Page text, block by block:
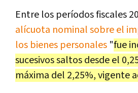
Entre los períodos fiscales
alícuota nominal sobre el
los bienes personales "fue
sucesivos saltos desde el
máxima del 2,25%, vigente